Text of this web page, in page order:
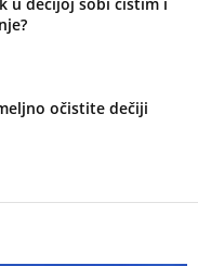
očistite dečiji